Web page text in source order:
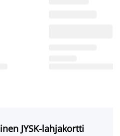
JYSK-lahjakortti